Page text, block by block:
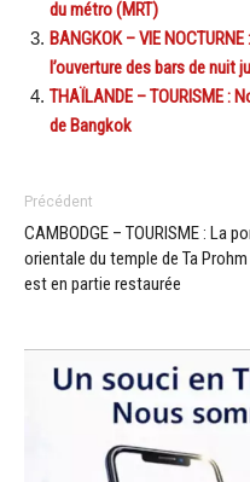
du métro (MRT)
BANGKOK – VIE
l’ouverture des bars de nuit
THAÏLANDE – TOURISME :
de Bangkok
Précédent
CAMBODGE – TOURISME : La
orientale du temple de Ta Prohm
est en partie restaurée